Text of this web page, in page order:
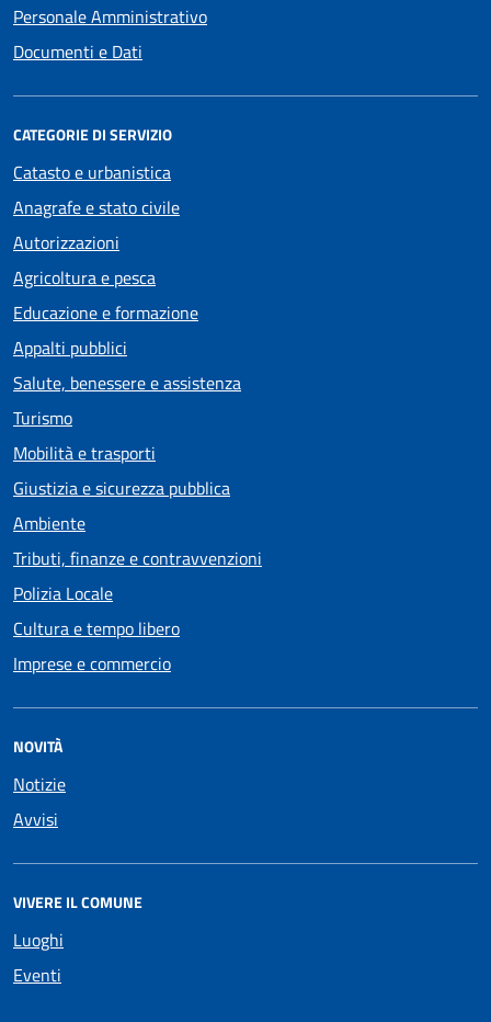
Personale Amministrativo
Documenti e Dati
CATEGORIE DI SERVIZIO
Catasto e urbanistica
Anagrafe e stato civile
Autorizzazioni
Agricoltura e pesca
Educazione e formazione
Appalti pubblici
Salute, benessere e assistenza
Turismo
Mobilità e trasporti
Giustizia e sicurezza pubblica
Ambiente
Tributi, finanze e contravvenzioni
Polizia Locale
Cultura e tempo libero
Imprese e commercio
NOVITÀ
Notizie
Avvisi
VIVERE IL COMUNE
Luoghi
Eventi